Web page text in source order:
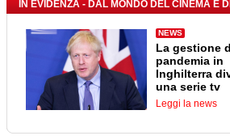
IN EVIDENZA - DAL MONDO DEL CINEMA E
NEWS
La gestione
pandemia in
Inghilterra
una serie tv
Leggi la news